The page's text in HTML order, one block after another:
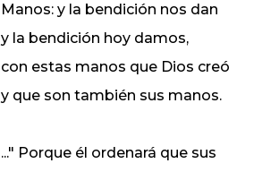
Manos: y la bendición nos dan
y la bendición hoy damos,
con estas manos que Dios creó
y que son también sus manos.
..." Porque él ordenará que sus